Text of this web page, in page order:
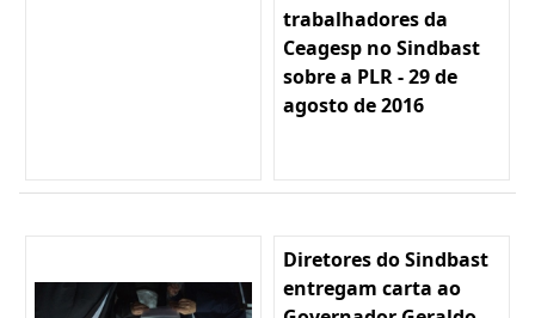
trabalhadores da
Ceagesp no Sindbast
sobre a PLR - 29 de
agosto de 2016
Diretores do Sindbast
entregam carta ao